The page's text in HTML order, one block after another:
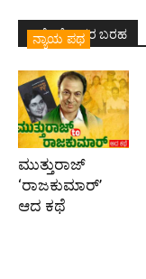
ಇದೇ ಲೇಖಕರ ಬರಹ
ನ್ಯಾಯ ಪಥ
ಮುತ್ತುರಾಜ್
‘ರಾಜಕುಮಾರ್‍’
ಆದ ಕಥೆ